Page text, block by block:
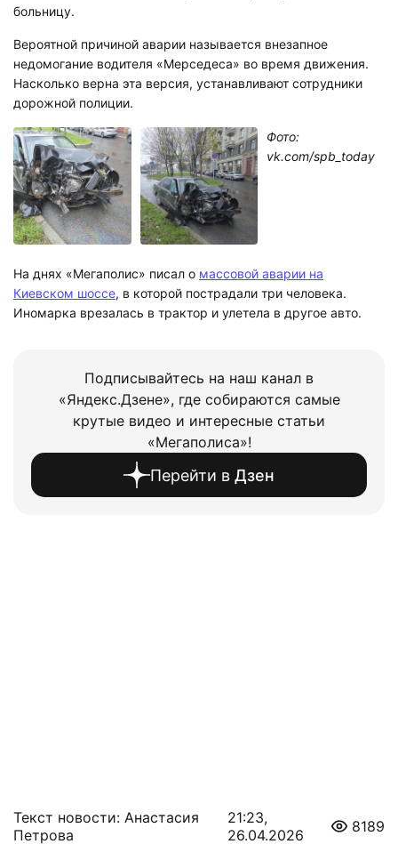
больницу.
Вероятной причиной аварии называется внезапное
недомогание водителя «Мерседеса» во время движения.
Насколько верна эта версия, устанавливают сотрудники
дорожной полиции.
Фото:
vk.com/spb_today
На днях «Мегаполис» писал о массовой аварии на
Киевском шоссе, в которой пострадали три человека.
Иномарка врезалась в трактор и улетела в другое авто.
Подписывайтесь на наш канал в
«Яндекс.Дзене», где собираются самые
крутые видео и интересные статьи
«Мегаполиса»!
Перейти в Дзен
Текст новости: Анастасия
Петрова
21:23,
26.04.2026
8189